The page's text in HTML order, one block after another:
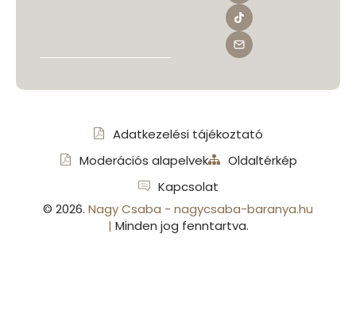
Adatkezelési tájékoztató
Moderációs alapelvek
Oldaltérkép
Kapcsolat
© 2026. Nagy Csaba - nagycsaba-baranya.hu
| Minden jog fenntartva.